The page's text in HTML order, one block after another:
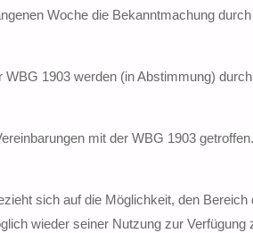
Woche die Bekanntmachung
WBG 1903 werden (in Abstimmung)
mit der WBG 1903
sich auf die Möglichkeit, den
wieder seiner Nutzung zur Verfügung